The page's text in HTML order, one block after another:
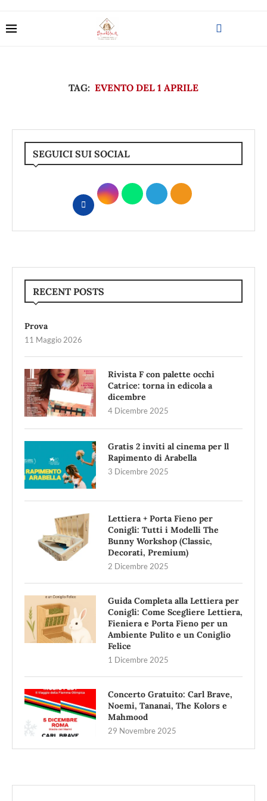
TAG: EVENTO DEL 1 APRILE
SEGUICI SUI SOCIAL
RECENT POSTS
Prova
11 Maggio 2026
Rivista F con palette occhi
Catrice: torna in edicola a
dicembre
4 Dicembre 2025
Gratis 2 inviti al cinema per ll
Rapimento di Arabella
3 Dicembre 2025
Lettiera + Porta Fieno per
Conigli: Tutti i Modelli The
Bunny Workshop (Classic,
Decorati, Premium)
2 Dicembre 2025
Guida Completa alla Lettiera per
Conigli: Come Scegliere Lettiera,
Fieniera e Porta Fieno per un
Ambiente Pulito e un Coniglio
Felice
1 Dicembre 2025
Concerto Gratuito: Carl Brave,
Noemi, Tananai, The Kolors e
Mahmood
29 Novembre 2025